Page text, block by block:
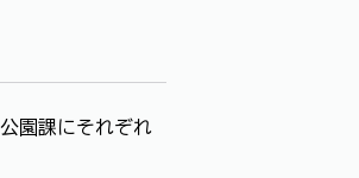
園課にそれぞれ